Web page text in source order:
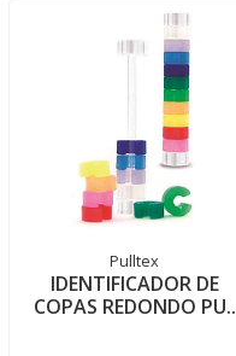
Pulltex
IDENTIFICADOR DE
COPAS REDONDO PU..